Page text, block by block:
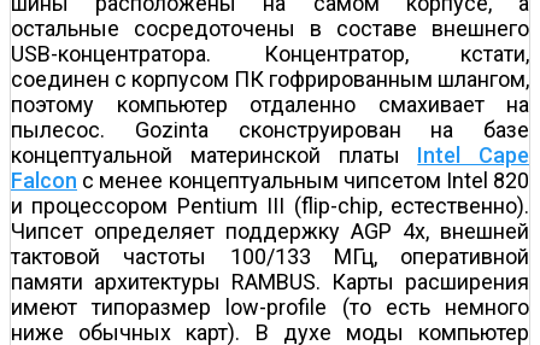
остальные сосредоточены в составе внешнего
USB-концентратора. Концентратор, кстати,
соединен с корпусом ПК гофрированным шлангом,
поэтому компьютер отдаленно смахивает на
пылесос. Gozinta сконструирован на базе
концептуальной материнской платы Intel Cape
Falcon с менее концептуальным чипсетом Intel 820
и процессором Pentium III (flip-chip, естественно).
Чипсет определяет поддержку AGP 4x, внешней
тактовой частоты 100/133 МГц, оперативной
памяти архитектуры RAMBUS. Карты расширения
имеют типоразмер low-profile (то есть немного
ниже обычных карт). В духе моды компьютер